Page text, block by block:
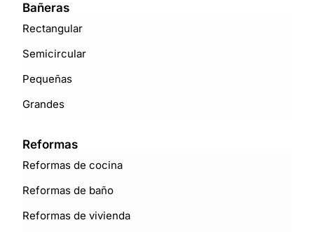
Bañeras
Rectangular
Semicircular
Pequeñas
Grandes
Reformas
Reformas de cocina
Reformas de baño
Reformas de vivienda